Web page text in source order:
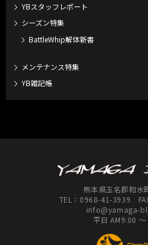
YBスタッフレポート
シーズン特集
BattleWhip解体新書
メンテナンス特集
YB雑記帳
熊本県玉名郡和水
TEL： 0968-41-3939
info@yamaga-
平日 AM9:00